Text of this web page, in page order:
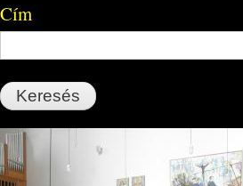
Cím